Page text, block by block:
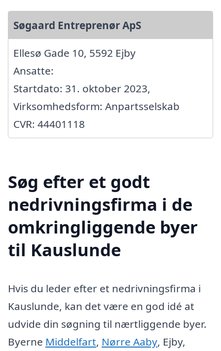
Søgaard Entreprenør ApS
Ellesø Gade 10, 5592 Ejby
Ansatte:
Startdato: 31. oktober 2023,
Virksomhedsform: Anpartsselskab
CVR: 44401118
Søg efter et godt
nedrivningsfirma i de
omkringliggende byer
til Kauslunde
Hvis du leder efter et nedrivningsfirma i
Kauslunde, kan det være en god idé at
udvide din søgning til nærtliggende byer.
Byerne Middelfart, Nørre Aaby, Ejby,